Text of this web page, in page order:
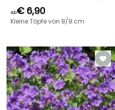
Ab€ 6,90
Kleine Töpfe von 8/9 cm